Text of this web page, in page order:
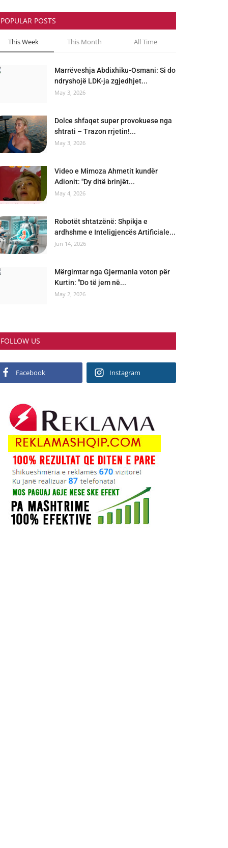
POPULAR POSTS
This Week This Month All Time
Marrëveshja Abdixhiku-Osmani: Si do
ndryshojë LDK-ja zgjedhjet...
May 3, 2026
Dolce shfaqet super provokuese nga
shtrati – Trazon rrjetin!...
May 3, 2026
Video e Mimoza Ahmetit kundër
Adionit: "Dy ditë brinjët...
May 4, 2026
Robotët shtatzënë: Shpikja e
ardhshme e Inteligjencës Artificiale...
Jun 14, 2026
Mërgimtar nga Gjermania voton për
Kurtin: "Do të jem në...
May 2, 2026
FOLLOW US
Facebook Instagram